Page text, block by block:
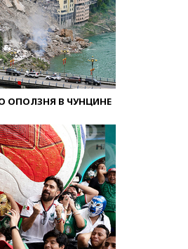
ОПОЛЗНЯ В ЧУНЦИНЕ